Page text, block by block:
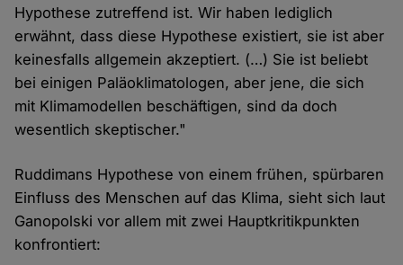
Hypothese zutreffend ist. Wir haben lediglich
erwähnt, dass diese Hypothese existiert, sie ist aber
keinesfalls allgemein akzeptiert. (…) Sie ist beliebt
bei einigen Paläoklimatologen, aber jene, die sich
mit Klimamodellen beschäftigen, sind da doch
wesentlich skeptischer."
Ruddimans Hypothese von einem frühen, spürbaren
Einfluss des Menschen auf das Klima, sieht sich laut
Ganopolski vor allem mit zwei Hauptkritikpunkten
konfrontiert: